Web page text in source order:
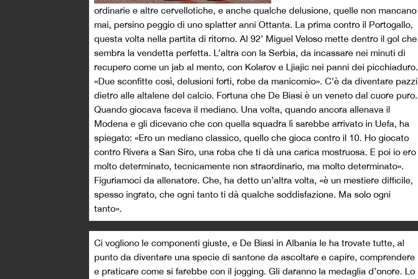
ordinarie e altre cervellotiche, e anche qualche delusione, quelle non mancano
mai, persino peggio di uno splatter anni Ottanta. La prima contro il Portogallo,
questa volta nella partita di ritorno. Al 92’ Miguel Veloso mette dentro il gol che
sembra la vendetta perfetta. L’altra con la Serbia, da incassare nei minuti di
recupero come un jab al mento, con Kolarov e Ljiajic nei panni dei picchiaduro.
«Due sconfitte così, delusioni forti, robe da manicomio». C’è da diventare pazzi
dietro alle altalene del calcio. Fortuna che De Biasi è un veneto dal cuore puro.
Quando giocava faceva il mediano. Una volta, quando ancora allenava il
Modena e gli dicevano che con quella squadra lì sarebbe arrivato in Uefa, ha
spiegato: «Ero un mediano classico, quello che gioca contro il 10. Ho giocato
contro Rivera a San Siro, una roba che ti dà una carica mostruosa. E poi io ero
molto determinato, tecnicamente non straordinario, ma molto determinato».
Figuriamoci da allenatore. Che, ha detto un’altra volta, «è un mestiere difficile,
spesso ingrato, che ogni tanto ti dà qualche soddisfazione. Ma solo ogni
tanto».
Ci vogliono le componenti giuste, e De Biasi in Albania le ha trovate tutte, al
punto da diventare una specie di santone da ascoltare e capire, comprendere
e praticare come si farebbe con il jogging. Gli daranno la medaglia d’onore. Lo